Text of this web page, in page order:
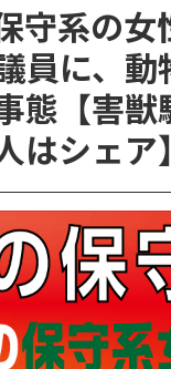
守系の
員に、
態【害
はシェア】